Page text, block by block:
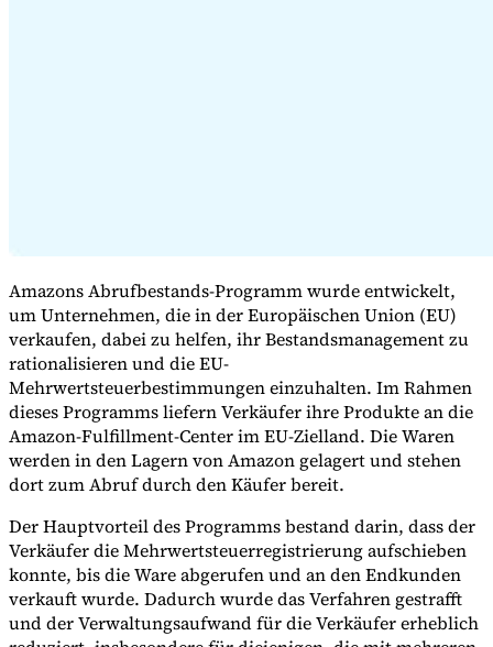
Werkzeuge
VAT-RechnerGST-RechnerVerkaufssteuer-RechnerVAT-
Amazons Abrufbestands-Programm wurde entwickelt,
um Unternehmen, die in der Europäischen Union (EU)
verkaufen, dabei zu helfen, ihr Bestandsmanagement zu
rationalisieren und die EU-
Mehrwertsteuerbestimmungen einzuhalten. Im Rahmen
dieses Programms liefern Verkäufer ihre Produkte an die
Amazon-Fulfillment-Center im EU-Zielland. Die Waren
werden in den Lagern von Amazon gelagert und stehen
dort zum Abruf durch den Käufer bereit.
Der Hauptvorteil des Programms bestand darin, dass der
Verkäufer die Mehrwertsteuerregistrierung aufschieben
konnte, bis die Ware abgerufen und an den Endkunden
verkauft wurde. Dadurch wurde das Verfahren gestrafft
und der Verwaltungsaufwand für die Verkäufer erheblich